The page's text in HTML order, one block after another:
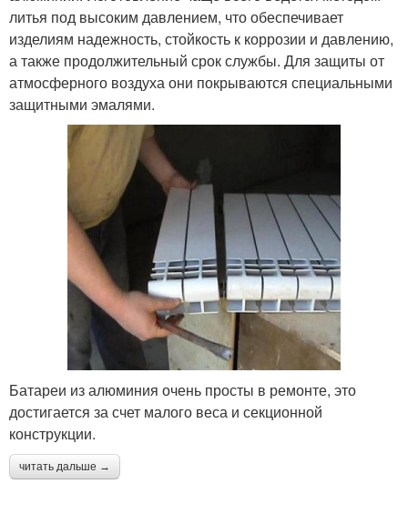
литья под высоким давлением, что обеспечивает
изделиям надежность, стойкость к коррозии и давлению,
а также продолжительный срок службы. Для защиты от
атмосферного воздуха они покрываются специальными
защитными эмалями.
Батареи из алюминия очень просты в ремонте, это
достигается за счет малого веса и секционной
конструкции.
читать дальше →